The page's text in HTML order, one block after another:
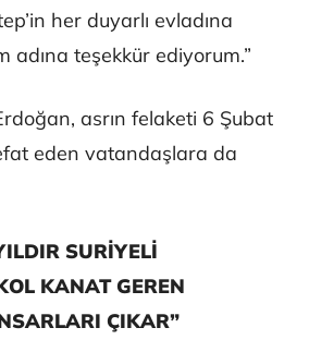
her duyarlı evladına
adına teşekkür ediyorum.”
asrın felaketi 6 Şubat
eden vatandaşlara da
SURİYELİ
KANAT GEREN
ÇIKAR”